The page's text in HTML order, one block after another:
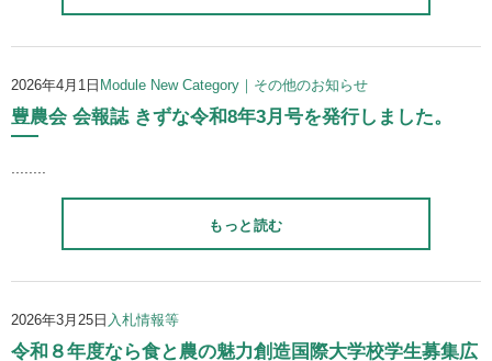
2026年4月1日 Module New Category｜その他のお知らせ
豊農会 会報誌 きずな令和8年3月号を発行しました。
もっと読む
2026年3月25日 入札情報等
令和８年度なら食と農の魅力創造国際大学校学生募集広